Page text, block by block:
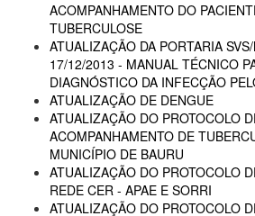
ACOMPANHAMENTO DO
TUBERCULOSE
ATUALIZAÇÃO DA PORTARIA
17/12/2013 - MANUAL TÉCNICO
DIAGNÓSTICO DA INFECÇÃO
ATUALIZAÇÃO DE DENGUE
ATUALIZAÇÃO DO PROTOCOLO
ACOMPANHAMENTO DE
MUNICÍPIO DE BAURU
ATUALIZAÇÃO DO PROTOCOLO
REDE CER - APAE E SORRI
ATUALIZAÇÃO DO PROTOCOLO